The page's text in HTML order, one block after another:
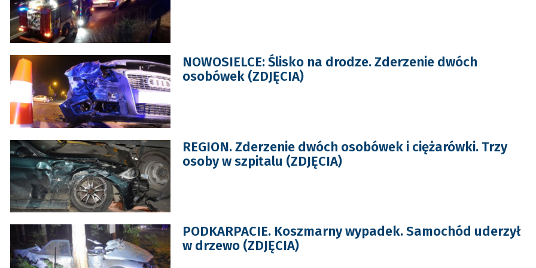
NOWOSIELCE: Ślisko na drodze. Zderzenie dwóch
osobówek (ZDJĘCIA)
REGION. Zderzenie dwóch osobówek i ciężarówki. Trzy
osoby w szpitalu (ZDJĘCIA)
PODKARPACIE. Koszmarny wypadek. Samochód uderzył
w drzewo (ZDJĘCIA)